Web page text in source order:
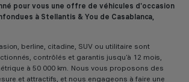
pour vous une offre de véhicules d'occasion
à Stellantis & You de Casablanca,
berline, citadine, SUV ou utilitaire sont
contrôlés et garantis jusqu’à 12 mois,
à 50 000 km. Nous vous proposons des
et attractifs, et nous engageons à faire une